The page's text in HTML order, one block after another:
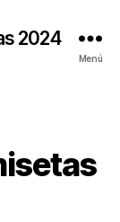
2024
Menú